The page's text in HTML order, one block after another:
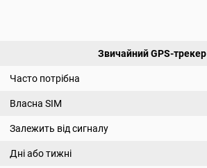
Звичайний GPS-трекер
Часто потрібна
Власна SIM
Залежить від сигналу
Дні або тижні